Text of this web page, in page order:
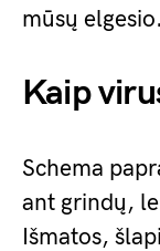
mūsų
Kaip
Schema
ant grindų,
Išmatos,